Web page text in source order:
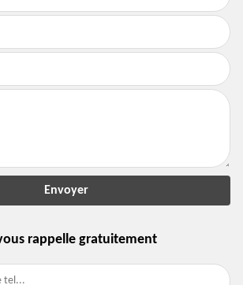
rappelle gratuitement